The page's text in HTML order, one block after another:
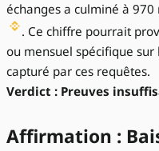
échanges a culminé à
. Ce chiffre pourrait
ou mensuel spécifique sur
capturé par ces requêtes.
Verdict : Preuves
Affirmation :